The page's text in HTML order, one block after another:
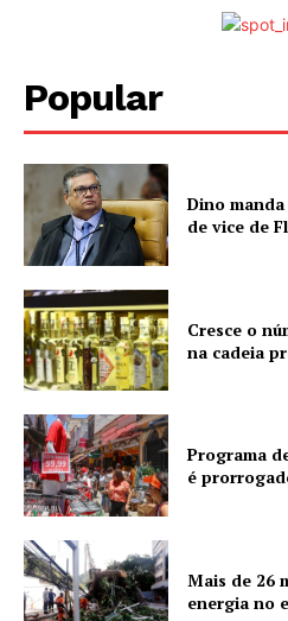
Popular
Dino
de vice de
Cresce o
na cadeia
Programa
é
Mais de 26
energia no